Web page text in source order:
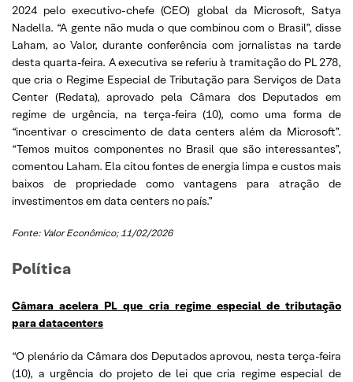
2024 pelo executivo-chefe (CEO) global da Microsoft, Satya
Nadella. “A gente não muda o que combinou com o Brasil”, disse
Laham, ao Valor, durante conferência com jornalistas na tarde
desta quarta-feira. A executiva se referiu à tramitação do PL 278,
que cria o Regime Especial de Tributação para Serviços de Data
Center (Redata), aprovado pela Câmara dos Deputados em
regime de urgência, na terça-feira (10), como uma forma de
“incentivar o crescimento de data centers além da Microsoft”.
“Temos muitos componentes no Brasil que são interessantes”,
comentou Laham. Ela citou fontes de energia limpa e custos mais
baixos de propriedade como vantagens para atração de
investimentos em data centers no país.”
Fonte: Valor Econômico; 11/02/2026
Política
Câmara acelera PL que cria regime especial de tributação
para datacenters
“O plenário da Câmara dos Deputados aprovou, nesta terça-feira
(10), a urgência do projeto de lei que cria regime especial de